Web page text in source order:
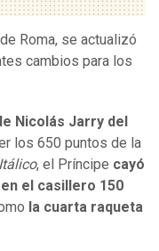
Roma, se actualizó
cambios para los
Nicolás Jarry del
los 650 puntos de la
, el Príncipe cayó
el casillero 150
la cuarta raqueta